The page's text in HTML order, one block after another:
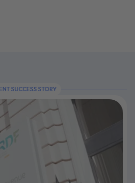
SUCCESS STORY